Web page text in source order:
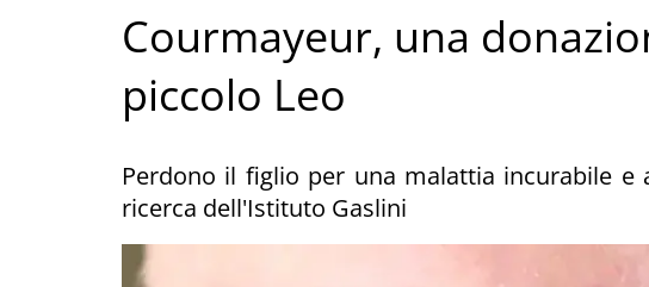
Courmayeur, una
piccolo Leo
Perdono il figlio per una malattia incurabile e
ricerca dell'Istituto Gaslini